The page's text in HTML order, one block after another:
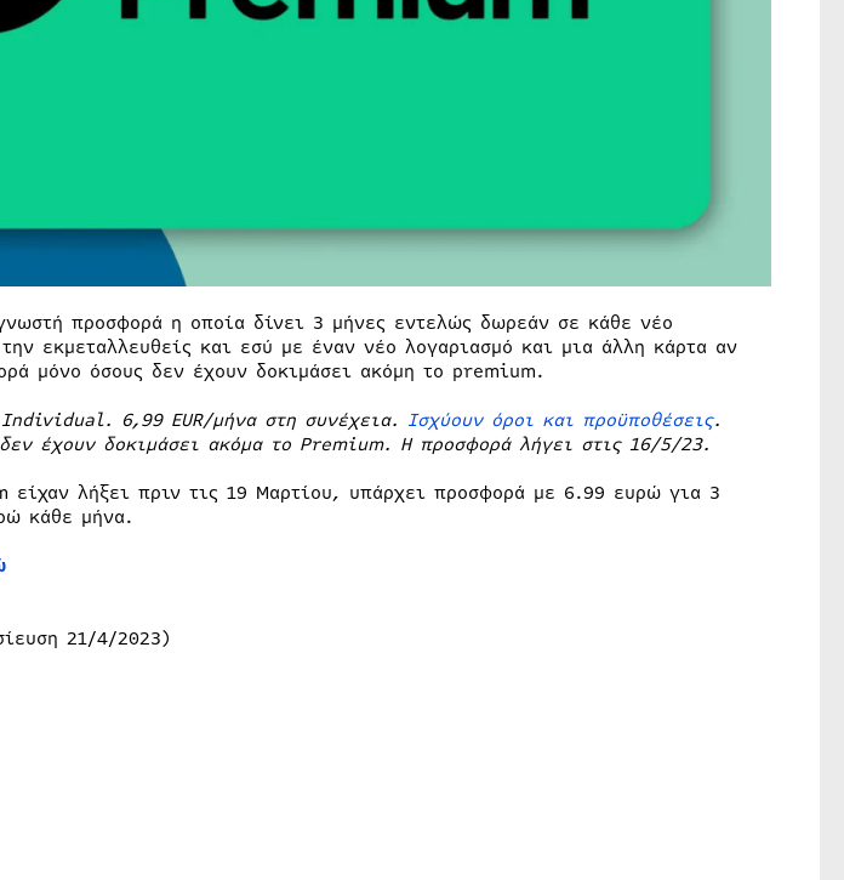
προσφορά η οποία δίνει 3 μήνες εντελώς δωρεάν σε κάθε νέο
εκμεταλλευθείς και εσύ με έναν νέο λογαριασμό και μια άλλη κάρτα αν
μόνο όσους δεν έχουν δοκιμάσει ακόμη το premium.
6,99 EUR/μήνα στη συνέχεια. Ισχύουν όροι και προϋποθέσεις.
έχουν δοκιμάσει ακόμα το Premium. Η προσφορά λήγει στις 16/5/23.
είχαν λήξει πριν τις 19 Μαρτίου, υπάρχει προσφορά με 6.99 ευρώ για 3
κάθε μήνα.
21/4/2023)